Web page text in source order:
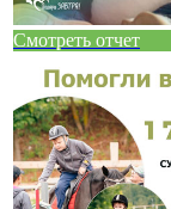
Смотреть отчет